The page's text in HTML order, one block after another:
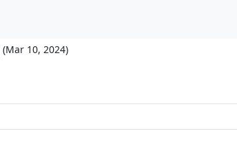
(Mar 10, 2024)